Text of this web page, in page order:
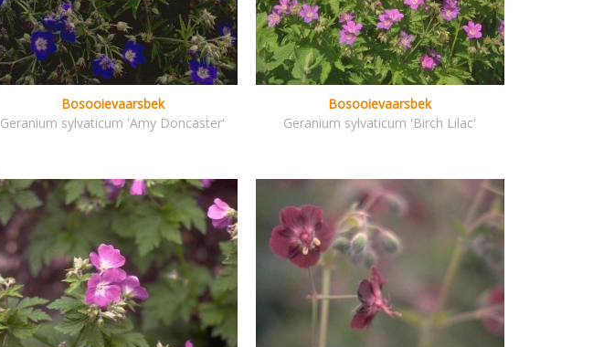
Bosooievaarsbek
Geranium sylvaticum 'Amy Doncaster'
Bosooievaarsbek
Geranium sylvaticum 'Birch Lilac'